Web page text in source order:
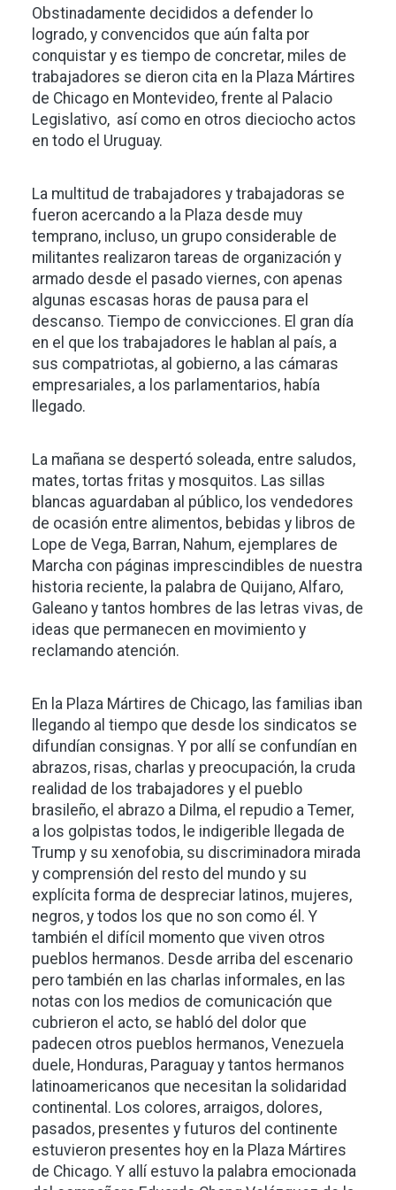
Obstinadamente decididos a defender lo
logrado, y convencidos que aún falta por
conquistar y es tiempo de concretar, miles de
trabajadores se dieron cita en la Plaza Mártires
de Chicago en Montevideo, frente al Palacio
Legislativo, así como en otros dieciocho actos
en todo el Uruguay.
La multitud de trabajadores y trabajadoras se
fueron acercando a la Plaza desde muy
temprano, incluso, un grupo considerable de
militantes realizaron tareas de organización y
armado desde el pasado viernes, con apenas
algunas escasas horas de pausa para el
descanso. Tiempo de convicciones. El gran día
en el que los trabajadores le hablan al país, a
sus compatriotas, al gobierno, a las cámaras
empresariales, a los parlamentarios, había
llegado.
La mañana se despertó soleada, entre saludos,
mates, tortas fritas y mosquitos. Las sillas
blancas aguardaban al público, los vendedores
de ocasión entre alimentos, bebidas y libros de
Lope de Vega, Barran, Nahum, ejemplares de
Marcha con páginas imprescindibles de nuestra
historia reciente, la palabra de Quijano, Alfaro,
Galeano y tantos hombres de las letras vivas, de
ideas que permanecen en movimiento y
reclamando atención.
En la Plaza Mártires de Chicago, las familias iban
llegando al tiempo que desde los sindicatos se
difundían consignas. Y por allí se confundían en
abrazos, risas, charlas y preocupación, la cruda
realidad de los trabajadores y el pueblo
brasileño, el abrazo a Dilma, el repudio a Temer,
a los golpistas todos, le indigerible llegada de
Trump y su xenofobia, su discriminadora mirada
y comprensión del resto del mundo y su
explícita forma de despreciar latinos, mujeres,
negros, y todos los que no son como él. Y
también el difícil momento que viven otros
pueblos hermanos. Desde arriba del escenario
pero también en las charlas informales, en las
notas con los medios de comunicación que
cubrieron el acto, se habló del dolor que
padecen otros pueblos hermanos, Venezuela
duele, Honduras, Paraguay y tantos hermanos
latinoamericanos que necesitan la solidaridad
continental. Los colores, arraigos, dolores,
pasados, presentes y futuros del continente
estuvieron presentes hoy en la Plaza Mártires
de Chicago. Y allí estuvo la palabra emocionada